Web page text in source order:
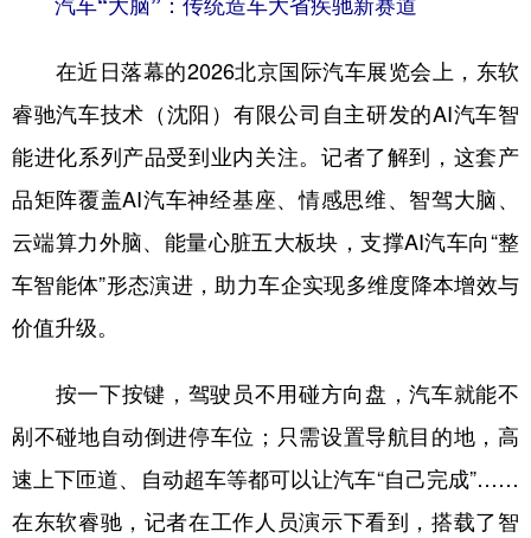
汽车“大脑”：传统造车大省疾驰新赛道
在近日落幕的2026北京国际汽车展览会上，东软
睿驰汽车技术（沈阳）有限公司自主研发的AI汽车智
能进化系列产品受到业内关注。记者了解到，这套产
品矩阵覆盖AI汽车神经基座、情感思维、智驾大脑、
云端算力外脑、能量心脏五大板块，支撑AI汽车向“整
车智能体”形态演进，助力车企实现多维度降本增效与
价值升级。
按一下按键，驾驶员不用碰方向盘，汽车就能不
剐不碰地自动倒进停车位；只需设置导航目的地，高
速上下匝道、自动超车等都可以让汽车“自己完成”……
在东软睿驰，记者在工作人员演示下看到，搭载了智